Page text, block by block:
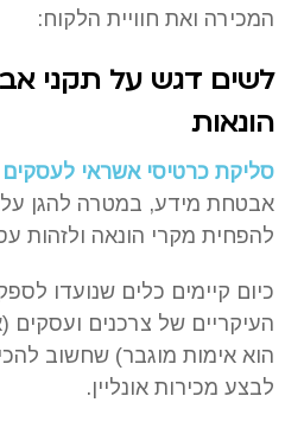
המכירה ואת חוויית הלקוח:
לשים דגש על תקני
הונאות
סליקת כרטיסי אשראי לעסקים
אבטחת מידע, במטרה להגן
להפחית מקרי הונאה ולזהות
כיום קיימים כלים שנועדו
העיקריים של צרכנים
הוא אימות מוגבר) שחשוב
לבצע מכירות אונליין.